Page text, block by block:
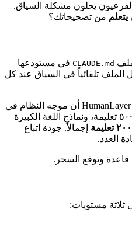
الفرعيون يحلون مشكلة السياق.
يتعلم من تصحيحاتك؟
CLAUDE.md في مستودعها—
تلقائياً في السياق عند كل
لكن هناك قيد حاسم. تُظهر أبحاث HumanLayer أن موجه النظام في
Claude Code يحتوي بالفعل على ~٥٠ تعليمة، ونماذج اللغة الكبيرة
إجمالاً. جودة اتباع
العدد.
ثلاثة مستويات: